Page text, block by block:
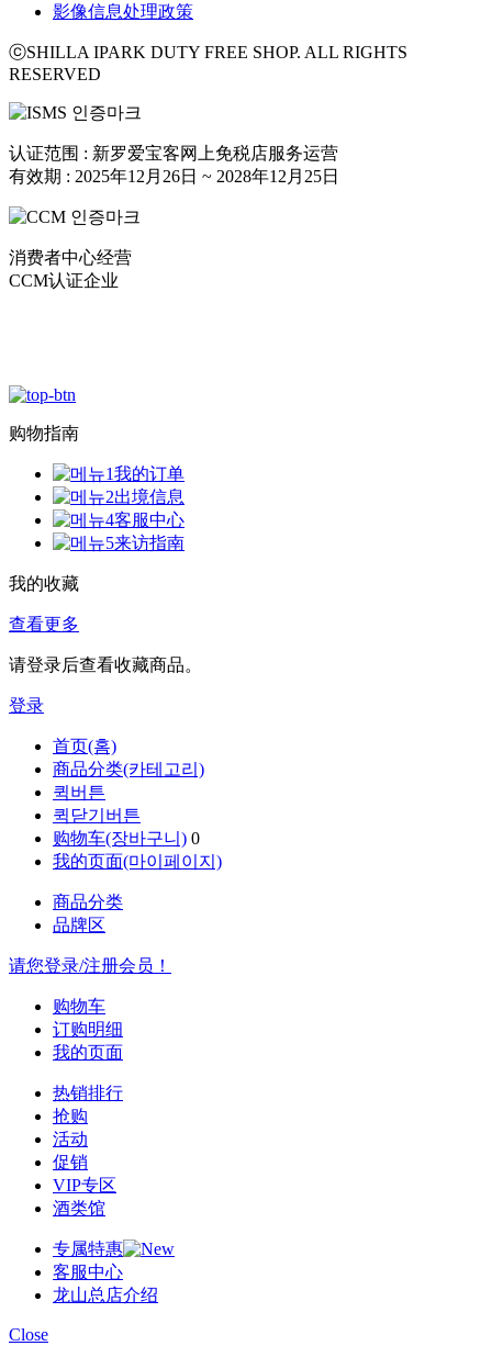
影像信息处理政策
ⓒSHILLA IPARK DUTY FREE SHOP. ALL RIGHTS
RESERVED
认证范围 : 新罗爱宝客网上免税店服务运营
有效期 : 2025年12月26日 ~ 2028年12月25日
消费者中心经营
CCM认证企业
购物指南
我的订单
出境信息
客服中心
来访指南
我的收藏
查看更多
请登录后查看收藏商品。
登录
首页(홈)
商品分类(카테고리)
퀵버튼
퀵닫기버튼
购物车(장바구니) 0
我的页面(마이페이지)
商品分类
品牌区
请您登录/注册会员！
购物车
订购明细
我的页面
热销排行
抢购
活动
促销
VIP专区
酒类馆
专属特惠
客服中心
龙山总店介绍
Close